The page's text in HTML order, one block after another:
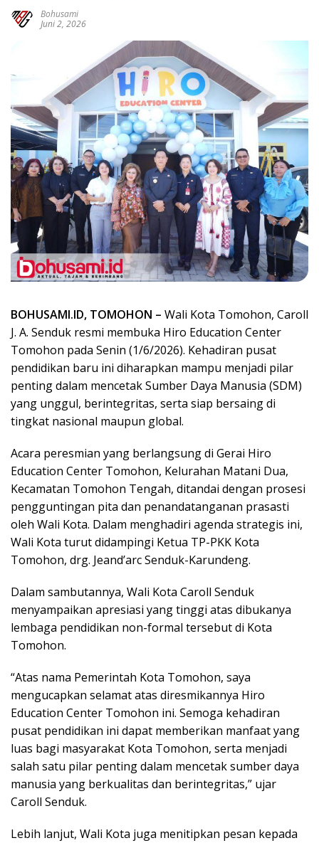
Bohusami
Juni 2, 2026
BOHUSAMI.ID, TOMOHON – Wali Kota Tomohon, Caroll
J. A. Senduk resmi membuka Hiro Education Center
Tomohon pada Senin (1/6/2026). Kehadiran pusat
pendidikan baru ini diharapkan mampu menjadi pilar
penting dalam mencetak Sumber Daya Manusia (SDM)
yang unggul, berintegritas, serta siap bersaing di
tingkat nasional maupun global.
Acara peresmian yang berlangsung di Gerai Hiro
Education Center Tomohon, Kelurahan Matani Dua,
Kecamatan Tomohon Tengah, ditandai dengan prosesi
pengguntingan pita dan penandatanganan prasasti
oleh Wali Kota. Dalam menghadiri agenda strategis ini,
Wali Kota turut didampingi Ketua TP-PKK Kota
Tomohon, drg. Jeand’arc Senduk-Karundeng.
Dalam sambutannya, Wali Kota Caroll Senduk
menyampaikan apresiasi yang tinggi atas dibukanya
lembaga pendidikan non-formal tersebut di Kota
Tomohon.
“Atas nama Pemerintah Kota Tomohon, saya
mengucapkan selamat atas diresmikannya Hiro
Education Center Tomohon ini. Semoga kehadiran
pusat pendidikan ini dapat memberikan manfaat yang
luas bagi masyarakat Kota Tomohon, serta menjadi
salah satu pilar penting dalam mencetak sumber daya
manusia yang berkualitas dan berintegritas,” ujar
Caroll Senduk.
Lebih lanjut, Wali Kota juga menitipkan pesan kepada